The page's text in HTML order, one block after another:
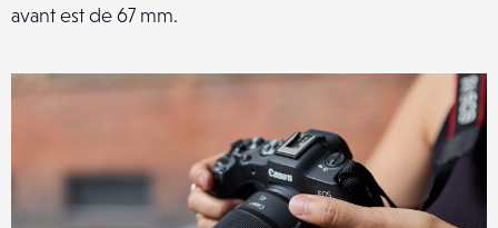
avant est de 67 mm.